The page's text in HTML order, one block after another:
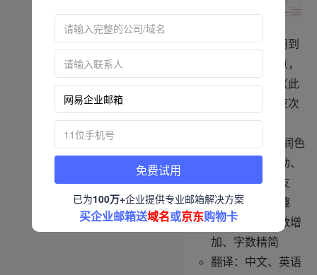
如生成内容已应用到
写信中发现不满意，
可点击内容优化（此
操作也会消耗对应次
数）
内容优化-内容润色
语气改变：自动、
友善、正式、友
好、专业、有趣
字数调整：字数增
加、字数精简
翻译：中文、英语
免费试用
已为100万+企业提供专业邮箱解决方案
买企业邮箱送域名或京东购物卡